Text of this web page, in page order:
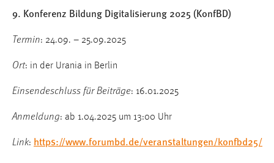
9. Konferenz Bildung Digitalisierung 2025 (KonfBD)
Termin: 24.09. – 25.09.2025
Ort: in der Urania in Berlin
Einsendeschluss für Beiträge: 16.01.2025
Anmeldung: ab 1.04.2025 um 13:00 Uhr
Link: https://www.forumbd.de/veranstaltungen/konfbd25/